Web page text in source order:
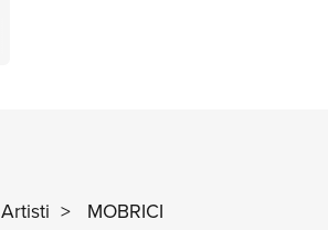
Artisti > MOBRICI